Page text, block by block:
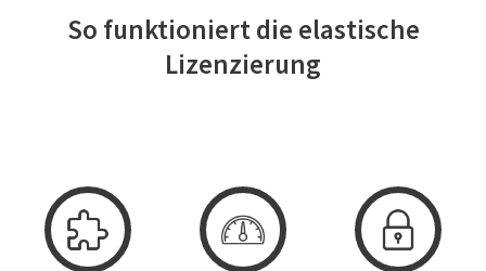
So funktioniert die elastische
Lizenzierung